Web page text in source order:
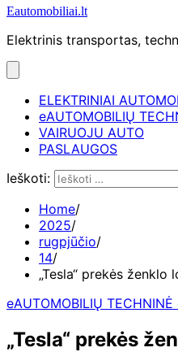
Eautomobiliai.lt
Elektrinis transportas,
ELEKTRINIAI
eAUTOMOBILIŲ
VAIRUOJU AUTO
PASLAUGOS
Ieškoti:
Home
2025
rugpjūčio
14
„Tesla“ prekės
eAUTOMOBILIŲ TECHNINĖ
„Tesla“ prekės